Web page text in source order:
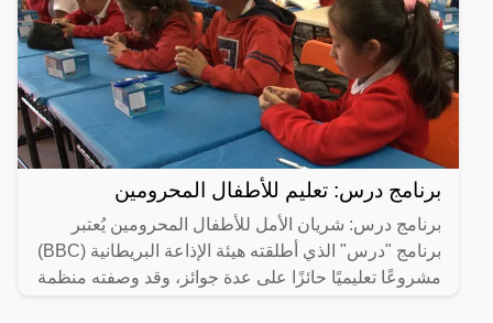
برنامج درس: تعليم للأطفال المحرومين
برنامج درس: شريان الأمل للأطفال المحرومين يُعتبر
برنامج "درس" الذي أطلقته هيئة الإذاعة البريطانية (BBC)
مشروعًا تعليميًا حائزًا على عدة جوائز، وقد وصفته منظمة